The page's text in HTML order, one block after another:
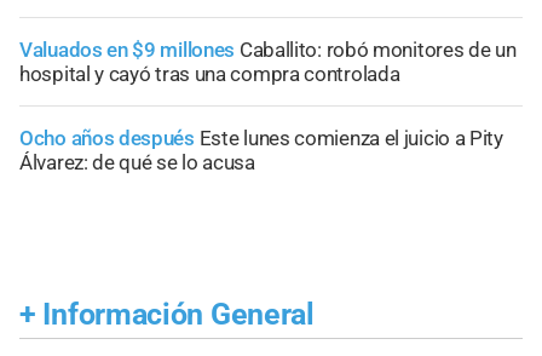
Valuados en $9 millones Caballito: robó monitores de un
hospital y cayó tras una compra controlada
Ocho años después Este lunes comienza el juicio a Pity
Álvarez: de qué se lo acusa
+ Información General